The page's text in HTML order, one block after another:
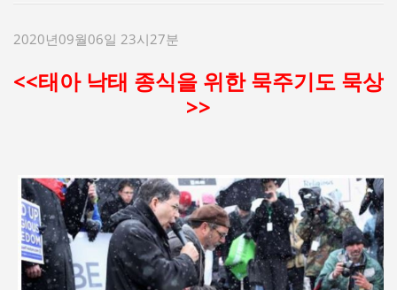
2020년09월06일 23시27분
<<태아 낙태 종식을 위한 묵주기도 묵상
>>